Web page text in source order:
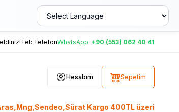
Tel: TelefonWhatsApp: +90 (553) 062 40 41
Hesabım Sepetim
Kargo 400TL üzeri, Ptt Kargo